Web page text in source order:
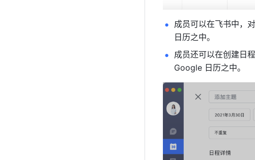
成员可以在飞书中，
日历之中。
成员还可以在创建日
Google 日历之中。